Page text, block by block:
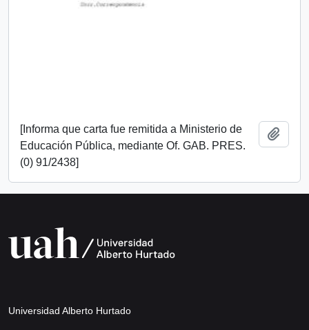
[Informa que carta fue remitida a Ministerio de
Educación Pública, mediante Of. GAB. PRES.
(0) 91/2438]
Universidad Alberto Hurtado